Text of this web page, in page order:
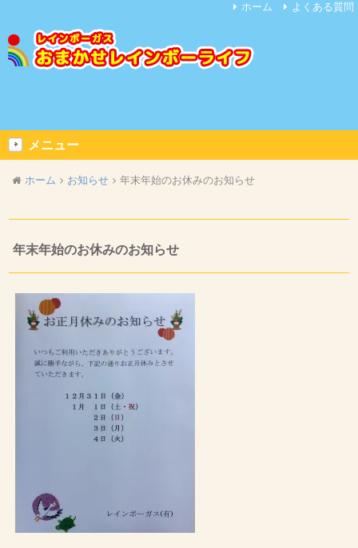
ホーム よくある質問
メニュー
ホーム お知らせ 年末年始のお休みのお知らせ
年末年始のお休みのお知らせ